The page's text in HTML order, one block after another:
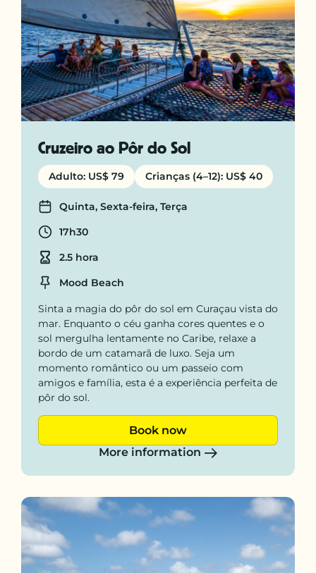
Cruzeiro ao Pôr do Sol
Adulto: US$ 79 Crianças (4–12): US$ 40
Days
Quinta, Sexta-feira, Terça
Departure time
17h30
Duration
2.5 hora
Location
Mood Beach
Sinta a magia do pôr do sol em Curaçau vista do
mar. Enquanto o céu ganha cores quentes e o
sol mergulha lentamente no Caribe, relaxe a
bordo de um catamarã de luxo. Seja um
momento romântico ou um passeio com
amigos e família, esta é a experiência perfeita de
pôr do sol.
Book now
More information